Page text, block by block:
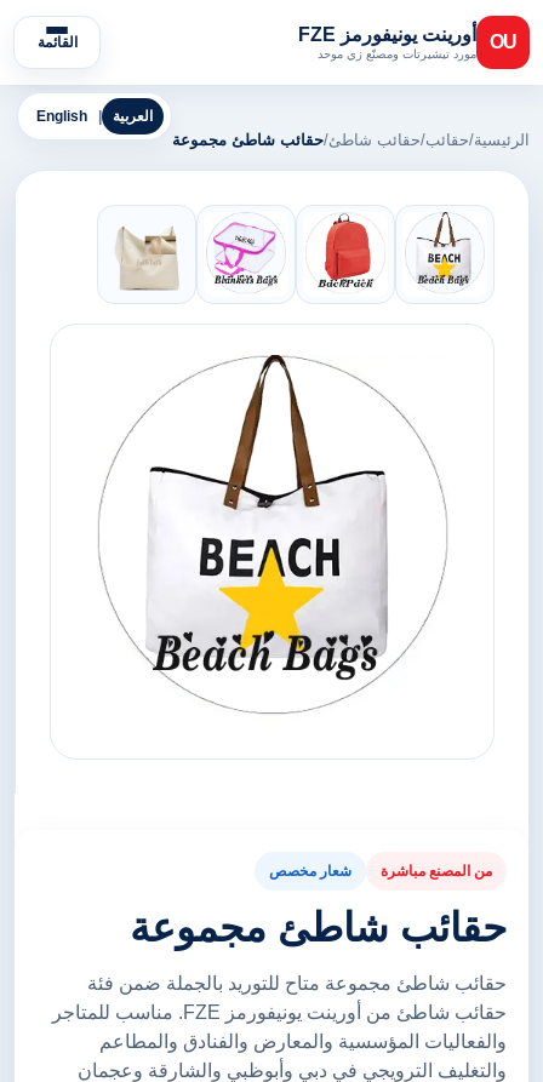
OU أورينت يونيفورمز FZE
مورد تيشيرتات ومصنّع زي موحد
القائمة
English العربية
الرئيسية/حقائب/حقائب شاطئ/حقائب شاطئ مجموعة
من المصنع مباشرة شعار مخصص
حقائب شاطئ مجموعة
حقائب شاطئ مجموعة متاح للتوريد بالجملة ضمن فئة
حقائب شاطئ من أورينت يونيفورمز FZE. مناسب للمتاجر
والفعاليات المؤسسية والمعارض والفنادق والمطاعم
والتغليف الترويجي في دبي وأبوظبي والشارقة وعجمان